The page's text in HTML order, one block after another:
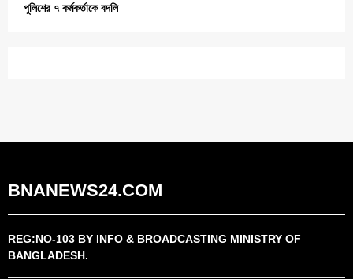
পুলিশের ৭ কর্মকর্তাকে বদলি
BNANEWS24.COM
REG:NO-103 BY INFO & BROADCASTING MINISTRY OF
BANGLADESH.